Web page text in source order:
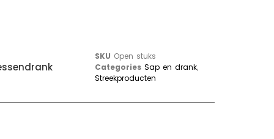
SKU Open stuks
Categories Sap en drank,
Streekproducten